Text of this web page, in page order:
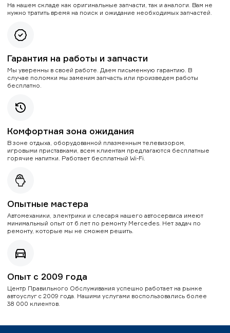
На нашем складе как оригинальные запчасти, так и аналоги. Вам не
нужно тратить время на поиск и ожидание необходимых запчастей.
Гарантия на работы и запчасти
Мы уверенны в своей работе. Даем письменную гарантию. В
случае поломки мы заменим запчасть или произведем работы
бесплатно.
Комфортная зона ожидания
В зоне отдыха, оборудованной плазменным телевизором,
игровыми приставками, всем клиентам предлагаются бесплатные
горячие напитки. Работает бесплатный Wi-Fi.
Опытные мастера
Автомеханики, электрики и слесаря нашего автосервиса имеют
минимальный опыт от 6 лет по ремонту Mercedes. Нет задач по
ремонту, которые мы не сможем решить.
Опыт с 2009 года
Центр Правильного Обслуживания успешно работает на рынке
автоуслуг с 2009 года. Нашими услугами воспользовались более
38 000 клиентов.